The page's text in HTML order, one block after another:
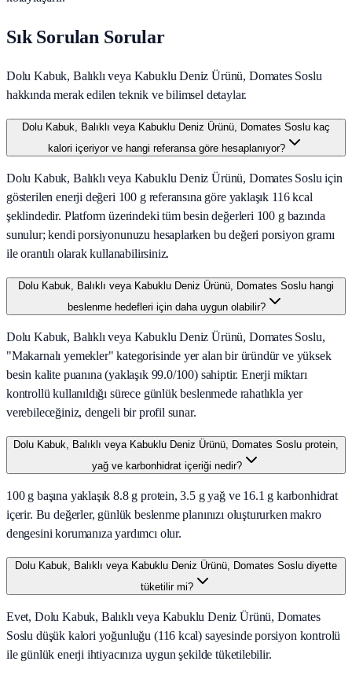
Sık Sorulan Sorular
Dolu Kabuk, Balıklı veya Kabuklu Deniz Ürünü, Domates Soslu
hakkında merak edilen teknik ve bilimsel detaylar.
Dolu Kabuk, Balıklı veya Kabuklu Deniz Ürünü, Domates Soslu kaç
kalori içeriyor ve hangi referansa göre hesaplanıyor?
Dolu Kabuk, Balıklı veya Kabuklu Deniz Ürünü, Domates Soslu için
gösterilen enerji değeri 100 g referansına göre yaklaşık 116 kcal
şeklindedir. Platform üzerindeki tüm besin değerleri 100 g bazında
sunulur; kendi porsiyonunuzu hesaplarken bu değeri porsiyon gramı
ile orantılı olarak kullanabilirsiniz.
Dolu Kabuk, Balıklı veya Kabuklu Deniz Ürünü, Domates Soslu hangi
beslenme hedefleri için daha uygun olabilir?
Dolu Kabuk, Balıklı veya Kabuklu Deniz Ürünü, Domates Soslu,
"Makarnalı yemekler" kategorisinde yer alan bir üründür ve yüksek
besin kalite puanına (yaklaşık 99.0/100) sahiptir. Enerji miktarı
kontrollü kullanıldığı sürece günlük beslenmede rahatlıkla yer
verebileceğiniz, dengeli bir profil sunar.
Dolu Kabuk, Balıklı veya Kabuklu Deniz Ürünü, Domates Soslu protein,
yağ ve karbonhidrat içeriği nedir?
100 g başına yaklaşık 8.8 g protein, 3.5 g yağ ve 16.1 g karbonhidrat
içerir. Bu değerler, günlük beslenme planınızı oluştururken makro
dengesini korumanıza yardımcı olur.
Dolu Kabuk, Balıklı veya Kabuklu Deniz Ürünü, Domates Soslu diyette
tüketilir mi?
Evet, Dolu Kabuk, Balıklı veya Kabuklu Deniz Ürünü, Domates
Soslu düşük kalori yoğunluğu (116 kcal) sayesinde porsiyon kontrolü
ile günlük enerji ihtiyacınıza uygun şekilde tüketilebilir.